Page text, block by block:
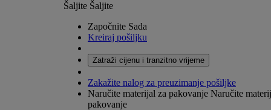
Šaljite Šaljite
Započnite Sada
Kreiraj pošiljku
Zatraži cijenu i tranzitno vrijeme
Zakažite nalog za preuzimanje pošiljke
Naručite materijal za pakovanje Naručite
pakovanje